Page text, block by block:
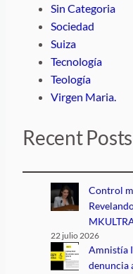
Sin Categoria
Sociedad
Suiza
Tecnología
Teología
Virgen Maria.
Recent Posts
Control
22 julio 2026
Amnistía
denuncia